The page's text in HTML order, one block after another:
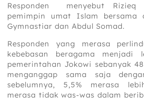
Responden menyebut Rizieq
pemimpin umat Islam bersama
Gymnastiar dan Abdul Somad.
Responden yang merasa
kebebasan beragama menjadi
pemerintahan Jokowi sebanyak
menganggap sama saja
sebelumnya, 5,5% merasa
merasa tidak was-was dalam